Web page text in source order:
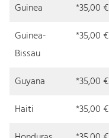
Guinea
*35,00 €
Guinea-
Bissau
*35,00 €
Guyana *35,00 €
Haiti
*35,00 €